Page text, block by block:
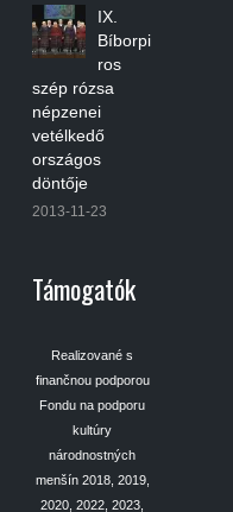
IX.
Bíborpi
ros
szép rózsa
népzenei
vetélkedő
országos
döntője
2013-11-23
Támogatók
Realizované s
finančnou podporou
Fondu na podporu
kultúry
národnostných
menšín 2018, 2019,
2020, 2022, 2023,